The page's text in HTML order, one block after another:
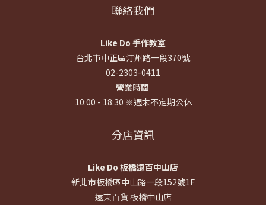
聯絡我們
Like Do 手作教室
台北市中正區汀州路一段370號
02-2303-0411
營業時間
10:00 - 18:30 ※週末不定期公休
分店資訊
Like Do 板橋遠百中山店
新北市板橋區中山路一段152號1F
遠東百貨 板橋中山店